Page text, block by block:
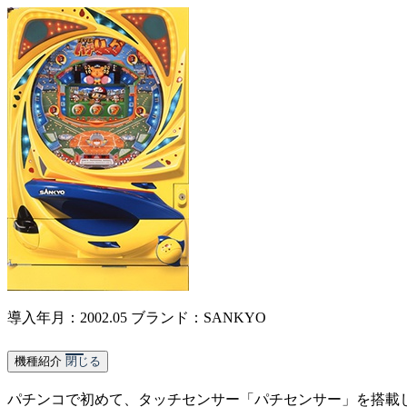
導入年月：2002.05 ブランド：SANKYO
機種紹介 閉じる
パチンコで初めて、タッチセンサー「パチセンサー」を搭載